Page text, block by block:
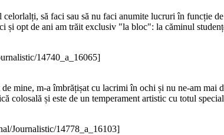
să faci sau să nu faci anumite lucruri în funcție
și opt de ani am trăit exclusiv "la bloc": la căminul
14740_a_16065]
mine, m-a îmbrățișat cu lacrimi în ochi și nu ne-am
colosală și este de un temperament artistic cu totul
Journalistic/14778_a_16103]